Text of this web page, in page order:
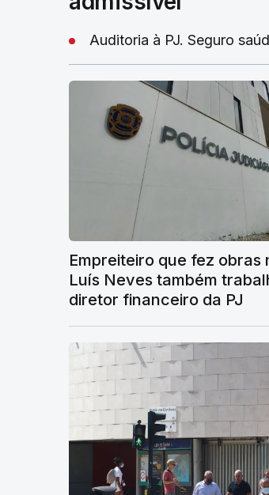
Auditoria à PJ. Seguro
Empreiteiro que fez obras
Luís Neves também
diretor financeiro da PJ